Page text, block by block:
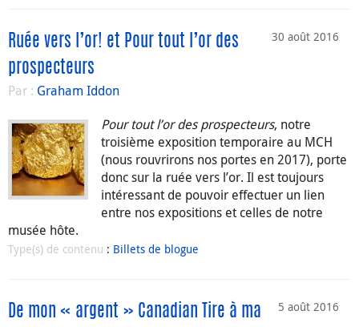
30 août 2016
Ruée vers l’or! et Pour tout l’or des
prospecteurs
Par : Graham Iddon
Pour tout l’or des prospecteurs, notre
troisième exposition temporaire au MCH
(nous rouvrirons nos portes en 2017), porte
donc sur la ruée vers l’or. Il est toujours
intéressant de pouvoir effectuer un lien
entre nos expositions et celles de notre
musée hôte.
Type(s) de contenu : Billets de blogue
5 août 2016
De mon « argent » Canadian Tire à ma